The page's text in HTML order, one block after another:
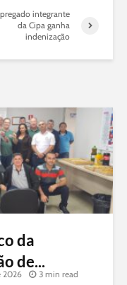
integrante
da Cipa ganha
indenização
da
de...
2026
3 min read